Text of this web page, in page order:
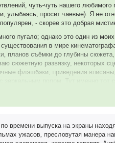
чуть-чуть нашего
улыбаясь, просит чаевые). Я не
- скорее это добрая
пугало; однако это один из
в мире
планов съёмки до глубины
сюжетную развязку, некоторых
флэшбэки, приведения
каждый раз
Джойс Риордон (среди
и-второстепенных-и-
времени выпуска на экраны
ужасов, пресловутая манера